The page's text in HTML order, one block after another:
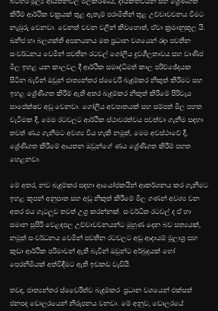
කිරීම් ආර්ථික චක්‍රයක් තුළ ඇතැම් පරාමිතීන් තුළ උච්චාවචනය වීමට
නැඹුරු වෙනවා. වෙනත් වචන වලින් කිවහොත්, ඒවා ක්‍රමානුකූල යි.
ඛනිජ හා බලශක්ති අපනයනය මත ප්‍රධාන වශයෙන් රඳා පවතින
සංවර්ධනය වෙමින් පවතින රටවල් ගෝලීය ද්‍රවශීලතාවය සහ වාණිජ
මිල ඉහළ යන කාලවල දී ආර්ථික සමෘද්ධිමත් කාල පරිච්ඡේදයක
සිටින බැවින් ඔවුන් ජාත්‍යන්තර ස්වෛරී බැඳුම්කර නිකුත් කිරීමට සහ
ඉහළ ශ්‍රේණිගත කිරීම් ඇති අතර බැඳුම්කර නිකුත් කිරීමේ පිරිවැය
සාපේක්ෂව අඩු වෙනවා. ගෝලීය අවපාතයක් සහ සම්පත් මිල පහත
වැටීමක දී, මෙම රටවලට ආර්ථික ස්ථාවරත්වය පවත්වා ගැනීම සඳහා
තවත් ණය ගැනීමට අවශ්‍ය විය හැකි නමුත්, මෙම අවස්ථාවේ දී,
ශ්‍රේණිගත කිරීමේ ආයතන ඔවුන්ගේ ණය ශ්‍රේණිගත කිරීම් පහත
හෙළනවා.
මේ අතර, නව බැඳුම්කර සඳහා ආයෝජකයින් ආකර්ශනය කර ගැනීමට
ඉහළ කූපන් අනුපාත සහ අඩු නිකුත් කිරීමේ මිල ගණන් අවශ්‍ය වන
අතර එය ගැටලුව තවත් උග්‍ර කරන්නක්. සංවර්ධිත රටවල් ද ඒ හා
සමාන සුපිරි වෙළඳපල උච්චාවචනයන්ට මුහුණ දෙන බව සත්‍යයක්,
නමුත් සංවර්ධනය වෙමින් පවතින රටවලට අඩු ආදායම් මූලාශ්‍ර සහ
කුඩා ආර්ථික පරිමාවන් ඇති බැවින් ඔවුන්ට අර්බුදයක් හෝ
පෙරනිමියක් අත්විඳීමට ඇති ඉඩකඩ වැඩියි.
තවද, ජාත්‍යන්තර ස්වෛරීත්ව බැඳුම්කර ප්‍රධාන වශයෙන් එක්සත්
ජනපද ඩොලරයෙන් නිරූපනය වනවා. මේ අනුව, ඩොලරයේ